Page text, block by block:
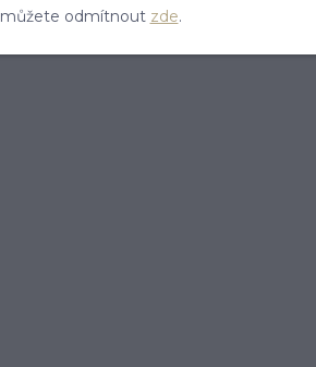
můžete odmítnout zde.